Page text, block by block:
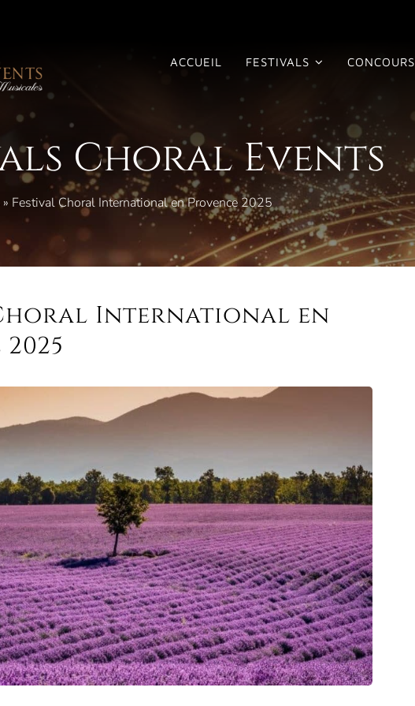
ACCUEIL FESTIVALS CONCOURS
Choral Events
» Festival Choral International en Provence 2025
International en